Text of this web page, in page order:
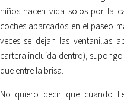
niños hacen vida solos por la
coches aparcados en el paseo
veces se dejan las ventanillas
cartera incluida dentro),
que entre la brisa.
No quiero decir que cuando